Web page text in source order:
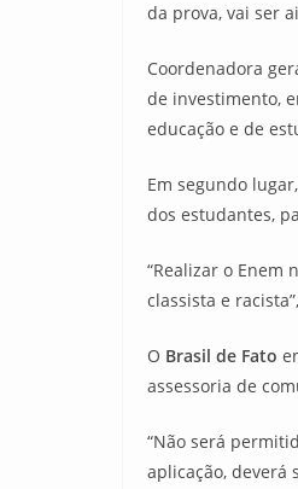
da prova, vai ser
Coordenadora
de investimento,
educação e de
Em segundo
dos estudantes,
“Realizar o
classista e
O Brasil de Fato
assessoria de
“Não será
aplicação, deverá